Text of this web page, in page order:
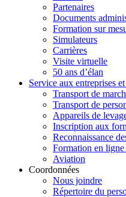
Partenaires
Documents
Formation sur
Simulateurs
Carrières
Visite virtuelle
50 ans d’élan
Service aux entreprises
Transport de
Transport de
Appareils de
Inscription aux
Reconnaissance
Formation en
Aviation
Coordonnées
Nous joindre
Répertoire du